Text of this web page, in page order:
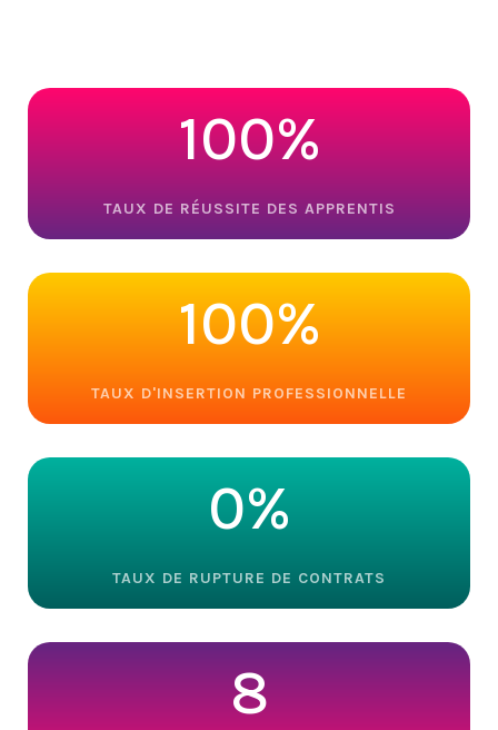
100%
TAUX DE RÉUSSITE DES APPRENTIS
100%
TAUX D'INSERTION PROFESSIONNELLE
0%
TAUX DE RUPTURE DE CONTRATS
8